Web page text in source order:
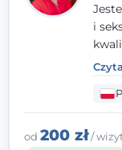
i
od 200 zł/